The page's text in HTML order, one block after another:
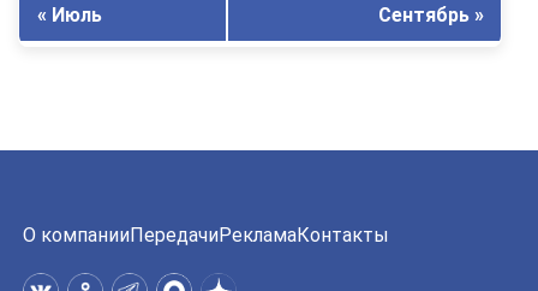
« Июль Сентябрь »
О компанииПередачиРекламаКонтакты